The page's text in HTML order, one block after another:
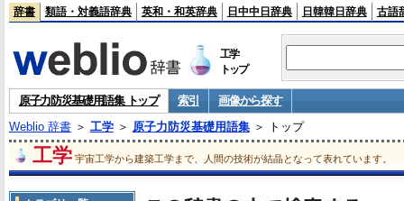
辞書 類語・対義語辞典 英和・和英辞典 日中中日辞典 日韓韓日辞典 古語
工学
トップ
原子力防災基礎用語集 トップ 索引
画像から探す
Weblio 辞書＞ 工学＞ 原子力防災基礎用語集＞ トップ
工学 宇宙工学から建築工学まで、人間の技術が結晶となって表れています。